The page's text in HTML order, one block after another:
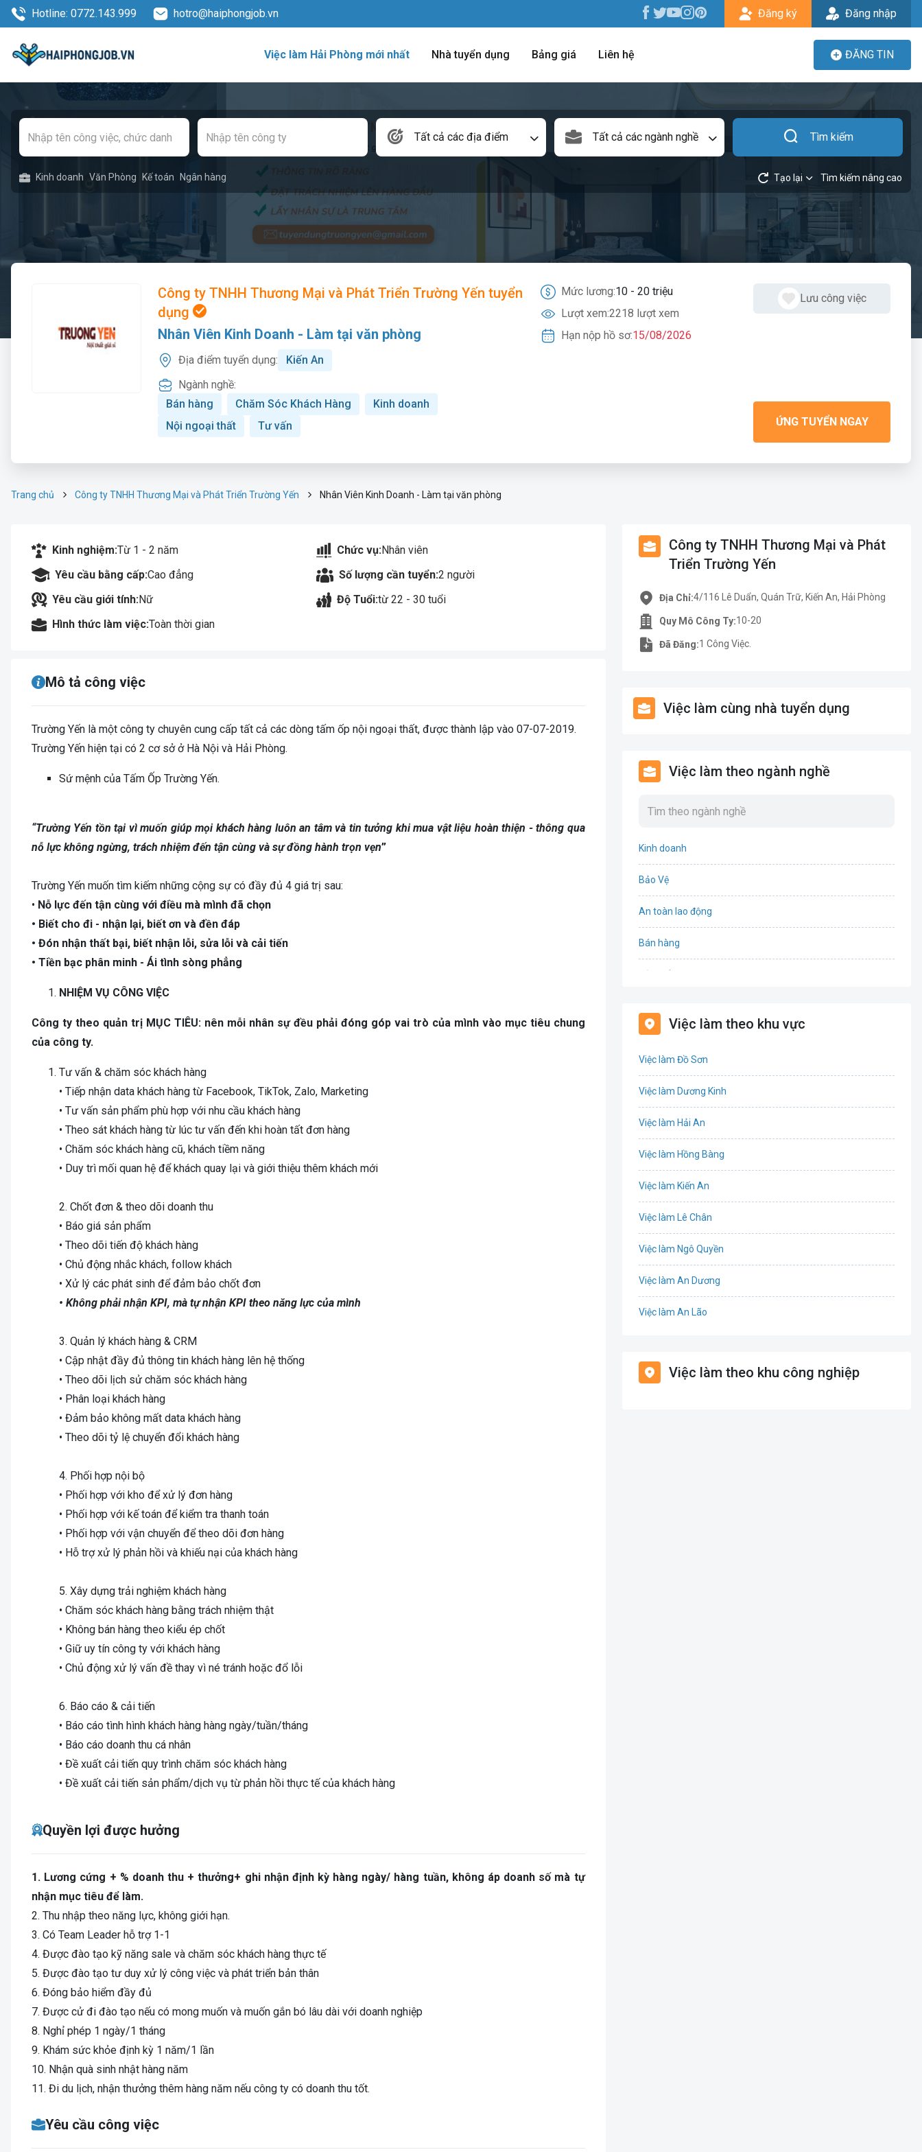
Hotline: 0772.143.999 hotro@haiphongjob.vn Đăng ký Đăng nhập
Việc làm Hải Phòng mới nhất Nhà tuyển dụng Bảng giá Liên hệ ĐĂNG TIN
Tất cả các địa điểm Tất cả các ngành nghề Tìm kiếm
Kinh doanh Văn Phòng Kế toán Ngân hàng Tạo lại Tìm kiếm nâng cao
Công ty TNHH Thương Mại và Phát Triển Trường Yến tuyển
dụng
Nhân Viên Kinh Doanh - Làm tại văn phòng
Địa điểm tuyển dụng:
Kiến An
Ngành nghề:
Bán hàng
Chăm Sóc Khách Hàng
Kinh doanh
Nội ngoại thất
Tư vấn
Mức lương:10 - 20 triệu
Lượt xem:2218 lượt xem
Hạn nộp hồ sơ:15/08/2026
Lưu công việc
ỨNG TUYỂN NGAY
Trang chủ Công ty TNHH Thương Mại và Phát Triển Trường Yến Nhân Viên Kinh Doanh - Làm tại văn phòng
Kinh nghiệm:Từ 1 - 2 năm Chức vụ:Nhân viên
Yêu cầu bằng cấp:Cao đẳng Số lượng cần tuyển:2 người
Yêu cầu giới tính:Nữ Độ Tuổi:từ 22 - 30 tuổi
Hình thức làm việc:Toàn thời gian
Mô tả công việc
Trường Yến là một công ty chuyên cung cấp tất cả các dòng tấm ốp nội ngoại thất, được thành lập vào 07-07-2019.
Trường Yến hiện tại có 2 cơ sở ở Hà Nội và Hải Phòng.
Sứ mệnh của Tấm Ốp Trường Yến.
“Trường Yến tồn tại vì muốn giúp mọi khách hàng luôn an tâm và tin tưởng khi mua vật liệu hoàn thiện - thông qua
nỗ lực không ngừng, trách nhiệm đến tận cùng và sự đồng hành trọn vẹn”
Trường Yến muốn tìm kiếm những cộng sự có đầy đủ 4 giá trị sau:
• Nỗ lực đến tận cùng với điều mà mình đã chọn
• Biết cho đi - nhận lại, biết ơn và đền đáp
• Đón nhận thất bại, biết nhận lỗi, sửa lỗi và cải tiến
• Tiền bạc phân minh - Ái tình sòng phẳng
NHIỆM VỤ CÔNG VIỆC
Công ty theo quản trị MỤC TIÊU: nên mỗi nhân sự đều phải đóng góp vai trò của mình vào mục tiêu chung
của công ty.
Tư vấn & chăm sóc khách hàng
• Tiếp nhận data khách hàng từ Facebook, TikTok, Zalo, Marketing
• Tư vấn sản phẩm phù hợp với nhu cầu khách hàng
• Theo sát khách hàng từ lúc tư vấn đến khi hoàn tất đơn hàng
• Chăm sóc khách hàng cũ, khách tiềm năng
• Duy trì mối quan hệ để khách quay lại và giới thiệu thêm khách mới
2. Chốt đơn & theo dõi doanh thu
• Báo giá sản phẩm
• Theo dõi tiến độ khách hàng
• Chủ động nhắc khách, follow khách
• Xử lý các phát sinh để đảm bảo chốt đơn
• Không phải nhận KPI, mà tự nhận KPI theo năng lực của mình
3. Quản lý khách hàng & CRM
• Cập nhật đầy đủ thông tin khách hàng lên hệ thống
• Theo dõi lịch sử chăm sóc khách hàng
• Phân loại khách hàng
• Đảm bảo không mất data khách hàng
• Theo dõi tỷ lệ chuyển đổi khách hàng
4. Phối hợp nội bộ
• Phối hợp với kho để xử lý đơn hàng
• Phối hợp với kế toán để kiểm tra thanh toán
• Phối hợp với vận chuyển để theo dõi đơn hàng
• Hỗ trợ xử lý phản hồi và khiếu nại của khách hàng
5. Xây dựng trải nghiệm khách hàng
• Chăm sóc khách hàng bằng trách nhiệm thật
• Không bán hàng theo kiểu ép chốt
• Giữ uy tín công ty với khách hàng
• Chủ động xử lý vấn đề thay vì né tránh hoặc đổ lỗi
6. Báo cáo & cải tiến
• Báo cáo tình hình khách hàng hàng ngày/tuần/tháng
• Báo cáo doanh thu cá nhân
• Đề xuất cải tiến quy trình chăm sóc khách hàng
• Đề xuất cải tiến sản phẩm/dịch vụ từ phản hồi thực tế của khách hàng
Quyền lợi được hưởng
1. Lương cứng + % doanh thu + thưởng+ ghi nhận định kỳ hàng ngày/ hàng tuần, không áp doanh số mà tự
nhận mục tiêu để làm.
2. Thu nhập theo năng lực, không giới hạn.
3. Có Team Leader hỗ trợ 1-1
4. Được đào tạo kỹ năng sale và chăm sóc khách hàng thực tế
5. Được đào tạo tư duy xử lý công việc và phát triển bản thân
6. Đóng bảo hiểm đầy đủ
7. Được cử đi đào tạo nếu có mong muốn và muốn gắn bó lâu dài với doanh nghiệp
8. Nghỉ phép 1 ngày/1 tháng
9. Khám sức khỏe định kỳ 1 năm/1 lần
10. Nhận quà sinh nhật hàng năm
11. Đi du lịch, nhận thưởng thêm hàng năm nếu công ty có doanh thu tốt.
Yêu cầu công việc
Công ty TNHH Thương Mại và Phát
Triển Trường Yến
Địa Chỉ:4/116 Lê Duẩn, Quán Trữ, Kiến An, Hải Phòng
Quy Mô Công Ty:10-20
Đã Đăng:1 Công Việc.
Việc làm cùng nhà tuyển dụng
Việc làm theo ngành nghề
Kinh doanh
Bảo Vệ
An toàn lao động
Bán hàng
Biên phiên dịch
Văn Phòng
Việc làm theo khu vực
Việc làm Đồ Sơn
Việc làm Dương Kinh
Việc làm Hải An
Việc làm Hồng Bàng
Việc làm Kiến An
Việc làm Lê Chân
Việc làm Ngô Quyền
Việc làm An Dương
Việc làm An Lão
Việc làm Cát Hải
Việc làm theo khu công nghiệp